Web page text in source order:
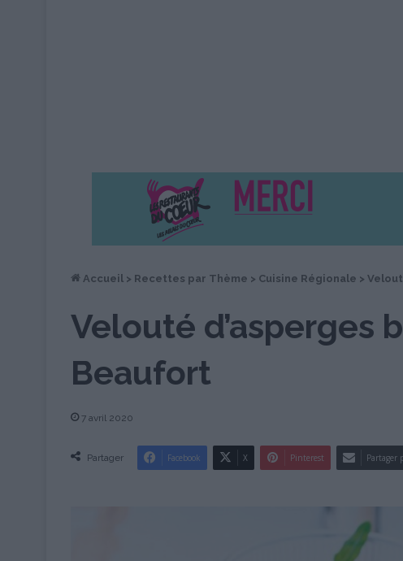
Accueil > Recettes par Thème > Cuisine Régionale >
Velouté d’asperges
Beaufort
7 avril 2020
Partager Facebook X Pinterest Partager